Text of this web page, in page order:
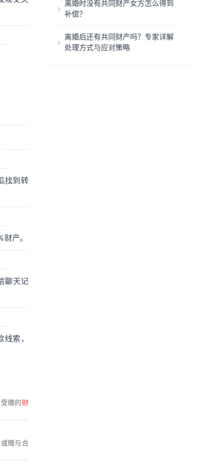
找到转
产。
聊天记
索，
赠的财
或赠与合
离婚时没有共同财产女方怎么得到
补偿？
离婚后还有共同财产吗？专家详解
处理方式与应对策略